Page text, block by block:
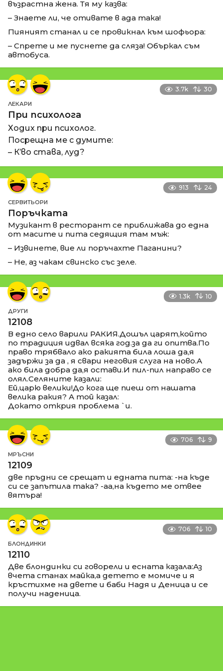
възрастна жена. Тя му казва:
– Знаете ли, че отивате в ада така!
Пияният станал и се провикнал към шофьора:
– Спрете и ме пуснете да сляза! Объркал съм
автобуса.
3.7k 30
ЛЕКАРИ
При психолога
Ходих при психолог.
Посрещна ме с думите:
– К’во става, луд?
913 24
СЕРВИТЬОРИ
Поръчката
Музикант в ресторант се приближава до една
от масите и пита седящия там мъж:
– Извинете, вие ли поръчахте Паганини?
– Не, аз чакам свинско със зеле.
1.3k 10
ДРУГИ
12108
В едно село варили РАКИЯ.Дошъл царят,който
по традиция идвал всяка год.за да ги опитва.По
право трябвало ако ракията била лоша да,я
задържи за да , я свари неговия слуга на ново.А
ако била добра да,я остави.И пил-пил направо се
олял.Селяните казали:
Ей,царю велики!До кога ще пиеш от нашата
велика ракия? А той казал:
Докато открия проблема `и.
706 9
МРЪСНИ
12109
две пръдни се срещат и едната пита: -на къде
си се запътила така? -аа,на където ме отвее
вятъра!
706 10
БЛОНДИНКИ
12110
Две блондинки си говорели и есната казала:Аз
вчета станах майка,а детето е момиче и я
кръстихме на двете и баби Надя и Деница и се
получи наденица.